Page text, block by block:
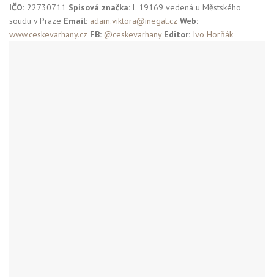
IČO: 22730711 Spisová značka: L 19169 vedená u Městského
soudu v Praze Email: adam.viktora@inegal.cz Web:
www.ceskevarhany.cz FB: @ceskevarhany Editor: Ivo Horňák